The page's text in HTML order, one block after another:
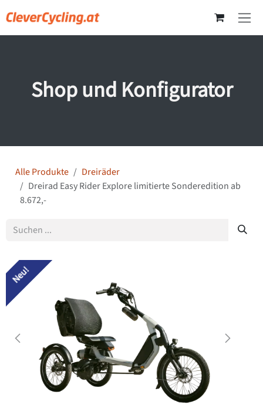
Shop und Konfigurator
Alle Produkte
Dreiräder
Dreirad Easy Rider Explore limitierte Sonderedition ab
8.672,-
Neu!